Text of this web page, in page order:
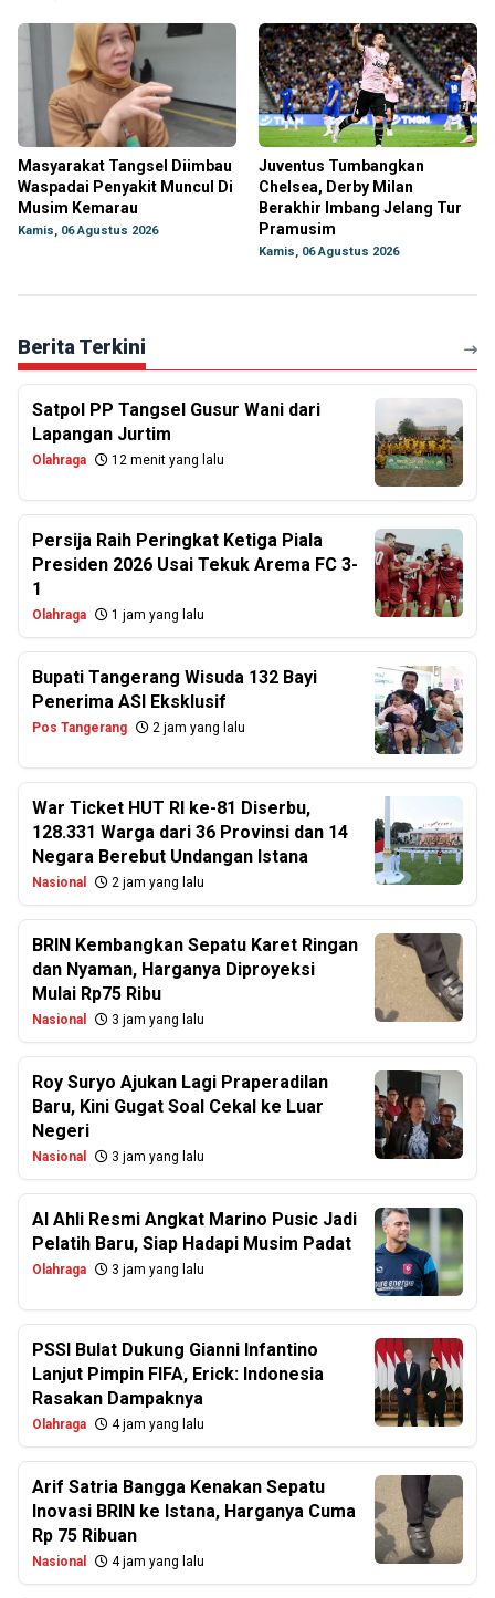
Masyarakat Tangsel Diimbau
Waspadai Penyakit Muncul Di
Musim Kemarau
Kamis, 06 Agustus 2026
Juventus Tumbangkan
Chelsea, Derby Milan
Berakhir Imbang Jelang Tur
Pramusim
Kamis, 06 Agustus 2026
Berita Terkini
Satpol PP Tangsel Gusur Wani dari
Lapangan Jurtim
Olahraga 12 menit yang lalu
Persija Raih Peringkat Ketiga Piala
Presiden 2026 Usai Tekuk Arema FC 3-
1
Olahraga 1 jam yang lalu
Bupati Tangerang Wisuda 132 Bayi
Penerima ASI Eksklusif
Pos Tangerang 2 jam yang lalu
War Ticket HUT RI ke-81 Diserbu,
128.331 Warga dari 36 Provinsi dan 14
Negara Berebut Undangan Istana
Nasional 2 jam yang lalu
BRIN Kembangkan Sepatu Karet Ringan
dan Nyaman, Harganya Diproyeksi
Mulai Rp75 Ribu
Nasional 3 jam yang lalu
Roy Suryo Ajukan Lagi Praperadilan
Baru, Kini Gugat Soal Cekal ke Luar
Negeri
Nasional 3 jam yang lalu
Al Ahli Resmi Angkat Marino Pusic Jadi
Pelatih Baru, Siap Hadapi Musim Padat
Olahraga 3 jam yang lalu
PSSI Bulat Dukung Gianni Infantino
Lanjut Pimpin FIFA, Erick: Indonesia
Rasakan Dampaknya
Olahraga 4 jam yang lalu
Arif Satria Bangga Kenakan Sepatu
Inovasi BRIN ke Istana, Harganya Cuma
Rp 75 Ribuan
Nasional 4 jam yang lalu